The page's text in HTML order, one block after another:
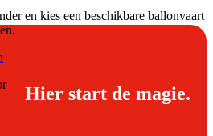
en kies een beschikbare ballonvaart
Hier start de magie.